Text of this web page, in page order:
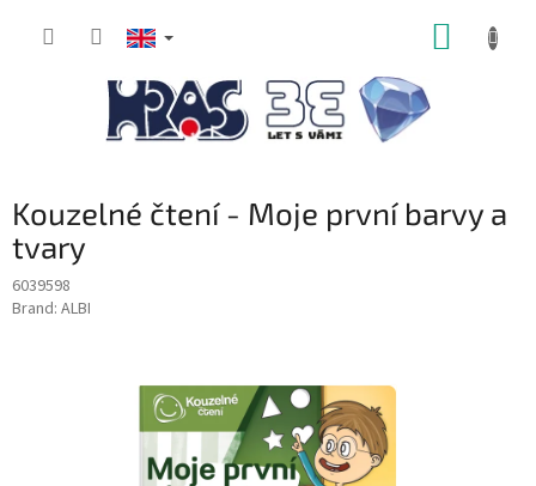
Kouzelné čtení - Moje první barvy a
tvary
6039598
Brand: ALBI